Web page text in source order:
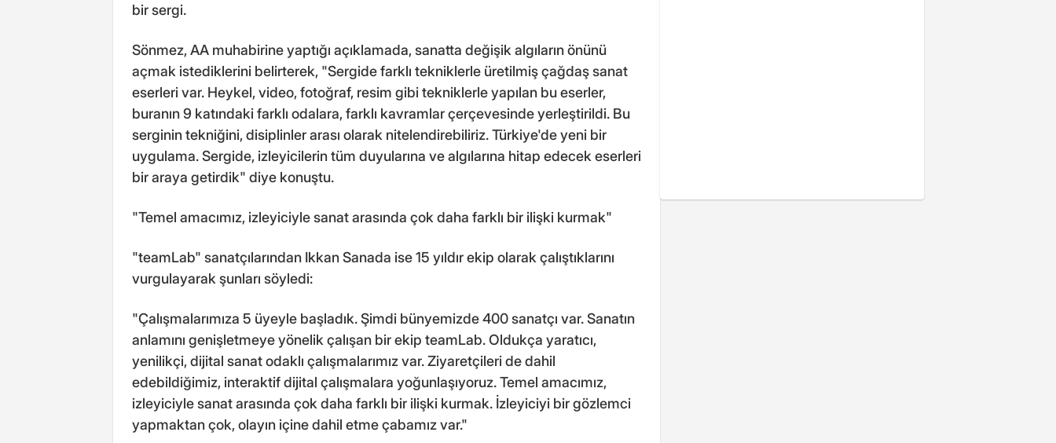
bir sergi.
Sönmez, AA muhabirine yaptığı açıklamada, sanatta değişik algıların önünü
açmak istediklerini belirterek, "Sergide farklı tekniklerle üretilmiş çağdaş sanat
eserleri var. Heykel, video, fotoğraf, resim gibi tekniklerle yapılan bu eserler,
buranın 9 katındaki farklı odalara, farklı kavramlar çerçevesinde yerleştirildi. Bu
serginin tekniğini, disiplinler arası olarak nitelendirebiliriz. Türkiye'de yeni bir
uygulama. Sergide, izleyicilerin tüm duyularına ve algılarına hitap edecek eserleri
bir araya getirdik" diye konuştu.
"Temel amacımız, izleyiciyle sanat arasında çok daha farklı bir ilişki kurmak"
"teamLab" sanatçılarından Ikkan Sanada ise 15 yıldır ekip olarak çalıştıklarını
vurgulayarak şunları söyledi:
"Çalışmalarımıza 5 üyeyle başladık. Şimdi bünyemizde 400 sanatçı var. Sanatın
anlamını genişletmeye yönelik çalışan bir ekip teamLab. Oldukça yaratıcı,
yenilikçi, dijital sanat odaklı çalışmalarımız var. Ziyaretçileri de dahil
edebildiğimiz, interaktif dijital çalışmalara yoğunlaşıyoruz. Temel amacımız,
izleyiciyle sanat arasında çok daha farklı bir ilişki kurmak. İzleyiciyi bir gözlemci
yapmaktan çok, olayın içine dahil etme çabamız var."